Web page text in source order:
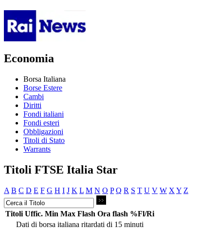
Economia
Borsa Italiana
Borse Estere
Cambi
Diritti
Fondi italiani
Fondi esteri
Obbligazioni
Titoli di Stato
Warrants
Titoli FTSE Italia Star
A B C D E F G H I J K L M N O P Q R S T U V W X Y Z
Titoli Uffic. Min Max Flash Ora flash %Fl/Ri
Dati di borsa italiana ritardati di 15 minuti